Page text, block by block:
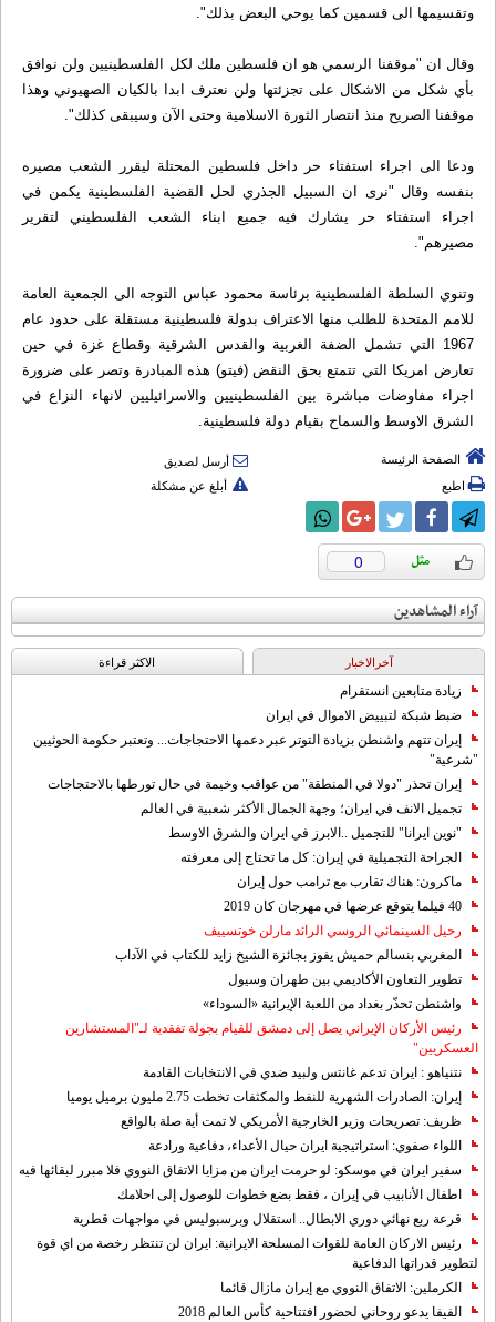
وتقسيمها الى قسمين كما يوحي البعض بذلك".
وقال ان "موقفنا الرسمي هو ان فلسطين ملك لكل الفلسطينيين ولن نوافق
بأي شكل من الاشكال على تجزئتها ولن نعترف ابدا بالكيان الصهيوني وهذا
موقفنا الصريح منذ انتصار الثورة الاسلامية وحتى الآن وسيبقى كذلك".
ودعا الى اجراء استفتاء حر داخل فلسطين المحتلة ليقرر الشعب مصيره
بنفسه وقال "نرى ان السبيل الجذري لحل القضية الفلسطينية يكمن في
اجراء استفتاء حر يشارك فيه جميع ابناء الشعب الفلسطيني لتقرير
مصيرهم".
وتنوي السلطة الفلسطينية برئاسة محمود عباس التوجه الى الجمعية العامة
للامم المتحدة للطلب منها الاعتراف بدولة فلسطينية مستقلة على حدود عام
1967 التي تشمل الضفة الغربية والقدس الشرقية وقطاع غزة في حين
تعارض امريكا التي تتمتع بحق النقض (فيتو) هذه المبادرة وتصر على ضرورة
اجراء مفاوضات مباشرة بين الفلسطينيين والاسرائيليين لانهاء النزاع في
الشرق الاوسط والسماح بقيام دولة فلسطينية.
الصفحة الرئيسة
أرسل لصديق
اطبع
أبلغ عن مشكلة
0
آراء المشاهدين
آخرالاخبار الاکثر قراءة
زيادة متابعين انستقرام
ضبط شبكة لتبييض الاموال في ايران
إيران تتهم واشنطن بزيادة التوتر عبر دعمها الاحتجاجات... وتعتبر حكومة الحوثيين
"شرعية"
إيران تحذر "دولا في المنطقة" من عواقب وخيمة في حال تورطها بالاحتجاجات
تجميل الانف في ايران؛ وجهة الجمال الأكثر شعبية في العالم
"نوين ايرانا" للتجميل ..الابرز في ايران والشرق الاوسط
الجراحة التجميلية في إيران: كل ما تحتاج إلى معرفته
ماكرون: هناك تقارب مع ترامب حول إيران
40 فيلما يتوقع عرضها في مهرجان كان 2019
رحيل السينمائي الروسي الرائد مارلن خوتسييف
المغربي بنسالم حميش يفوز بجائزة الشيخ زايد للكتاب في الآداب
تطوير التعاون الأكاديمي بين طهران وسيول
واشنطن تحذّر بغداد من اللعبة الإيرانية «السوداء»
رئيس الأركان الإيراني يصل إلى دمشق للقيام بجولة تفقدية لـ"المستشارين
العسكريين"
نتنياهو : ايران تدعم غانتس ولبيد ضدي في الانتخابات القادمة
إيران: الصادرات الشهریة للنفط والمكثفات تخطت 2.75 مليون برميل يوميا
ظريف: تصريحات وزير الخارجية الأمريكي لا تمت أية صلة بالواقع
اللواء صفوي: استراتيجية ايران حيال الأعداء، دفاعية ورادعة
سفير ايران في موسكو: لو حرمت ايران من مزايا الاتفاق النووي فلا مبرر لبقائها فيه
اطفال الأنابيب في إيران ، فقط بضع خطوات للوصول إلى احلامك
قرعة ربع نهائي دوري الابطال.. استقلال وبرسبوليس في مواجهات قطرية
رئيس الاركان العامة للقوات المسلحة الايرانية: ايران لن تنتظر رخصة من اي قوة
لتطوير قدراتها الدفاعية
الكرملين: الاتفاق النووي مع إيران مازال قائما
الفيفا يدعو روحاني لحضور افتتاحية كأس العالم 2018